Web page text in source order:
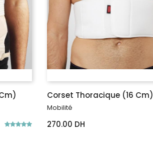
Corset Thoracique (16 Cm)
Mobilité
270.00 DH